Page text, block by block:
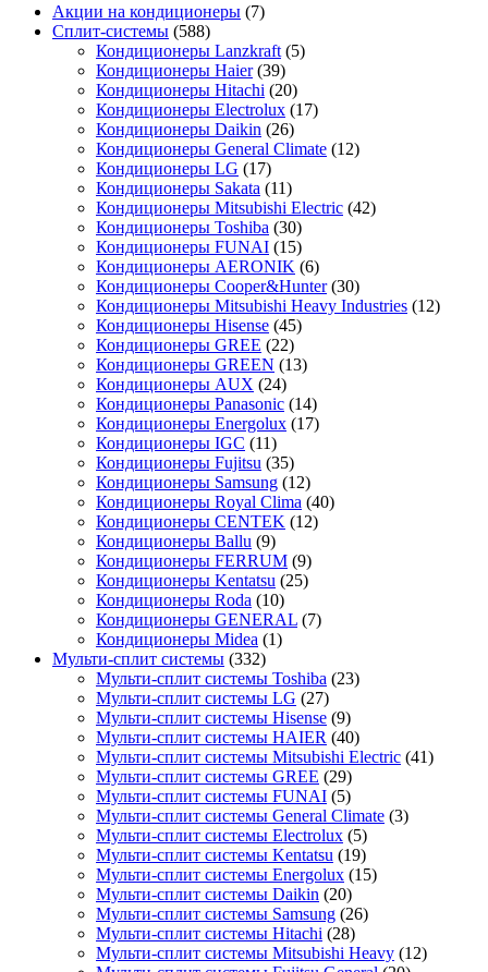
Акции на кондиционеры (7)
Сплит-системы (588)
Кондиционеры Lanzkraft (5)
Кондиционеры Haier (39)
Кондиционеры Hitachi (20)
Кондиционеры Electrolux (17)
Кондиционеры Daikin (26)
Кондиционеры General Climate (12)
Кондиционеры LG (17)
Кондиционеры Sakata (11)
Кондиционеры Mitsubishi Electric (42)
Кондиционеры Toshiba (30)
Кондиционеры FUNAI (15)
Кондиционеры AERONIK (6)
Кондиционеры Cooper&Hunter (30)
Кондиционеры Mitsubishi Heavy Industries (12)
Кондиционеры Hisense (45)
Кондиционеры GREE (22)
Кондиционеры GREEN (13)
Кондиционеры AUX (24)
Кондиционеры Panasonic (14)
Кондиционеры Energolux (17)
Кондиционеры IGC (11)
Кондиционеры Fujitsu (35)
Кондиционеры Samsung (12)
Кондиционеры Royal Clima (40)
Кондиционеры CENTEK (12)
Кондиционеры Ballu (9)
Кондиционеры FERRUM (9)
Кондиционеры Kentatsu (25)
Кондиционеры Roda (10)
Кондиционеры GENERAL (7)
Кондиционеры Midea (1)
Мульти-сплит системы (332)
Мульти-сплит системы Toshiba (23)
Мульти-сплит системы LG (27)
Мульти-сплит системы Hisense (9)
Мульти-сплит системы HAIER (40)
Мульти-сплит системы Mitsubishi Electric (41)
Мульти-сплит системы GREE (29)
Мульти-сплит системы FUNAI (5)
Мульти-сплит системы General Climate (3)
Мульти-сплит системы Electrolux (5)
Мульти-сплит системы Kentatsu (19)
Мульти-сплит системы Energolux (15)
Мульти-сплит системы Daikin (20)
Мульти-сплит системы Samsung (26)
Мульти-сплит системы Hitachi (28)
Мульти-сплит системы Mitsubishi Heavy (12)